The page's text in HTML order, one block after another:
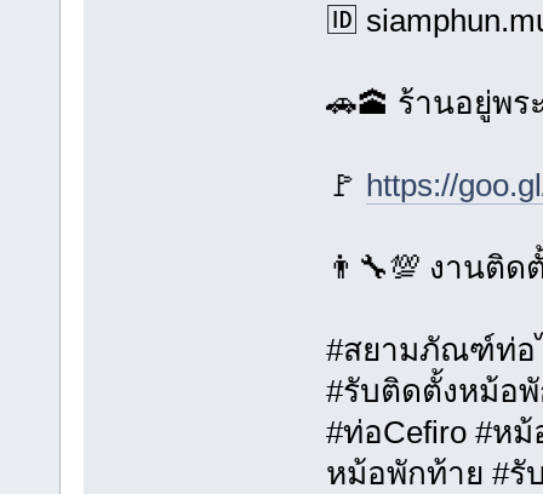
🆔
🚗🕋 ร้านอยู่พ
🚩 https://
👨‍🔧💯 งานติด
#สยามภัณฑ์ท่อไ
#รับติดตั้งหม้อ
#ท่อCefiro #ห
หม้อพักท้าย #รั